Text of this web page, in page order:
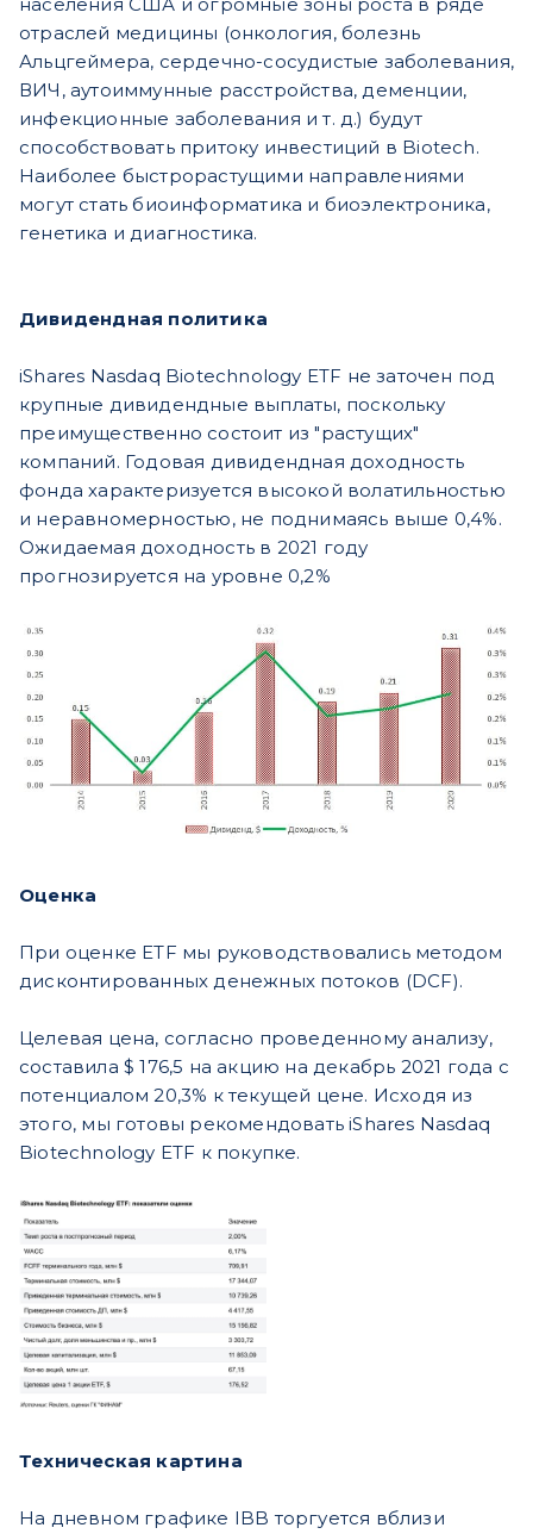
отраслей медицины (онкология, болезнь
Альцгеймера, сердечно-сосудистые заболевания,
ВИЧ, аутоиммунные расстройства, деменции,
инфекционные заболевания и т. д.) будут
способствовать притоку инвестиций в Biotech.
Наиболее быстрорастущими направлениями
могут стать биоинформатика и биоэлектроника,
генетика и диагностика.
Дивидендная политика
iShares Nasdaq Biotechnology ETF не заточен под
крупные дивидендные выплаты, поскольку
преимущественно состоит из "растущих"
компаний. Годовая дивидендная доходность
фонда характеризуется высокой волатильностью
и неравномерностью, не поднимаясь выше 0,4%.
Ожидаемая доходность в 2021 году
прогнозируется на уровне 0,2%
Оценка
При оценке ETF мы руководствовались методом
дисконтированных денежных потоков (DCF).
Целевая цена, согласно проведенному анализу,
составила $ 176,5 на акцию на декабрь 2021 года с
потенциалом 20,3% к текущей цене. Исходя из
этого, мы готовы рекомендовать iShares Nasdaq
Biotechnology ETF к покупке.
Техническая картина
На дневном графике IBB торгуется вблизи